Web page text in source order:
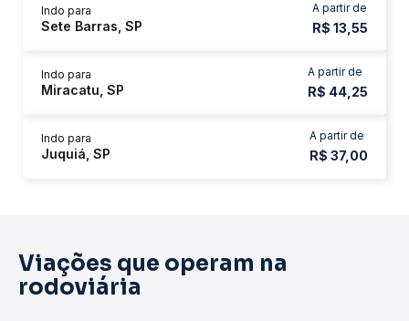
A partir de
R$ 13,55
Indo para
Sete Barras, SP
A partir de
R$ 44,25
Indo para
Miracatu, SP
A partir de
R$ 37,00
Indo para
Juquiá, SP
Viações que operam na
rodoviária